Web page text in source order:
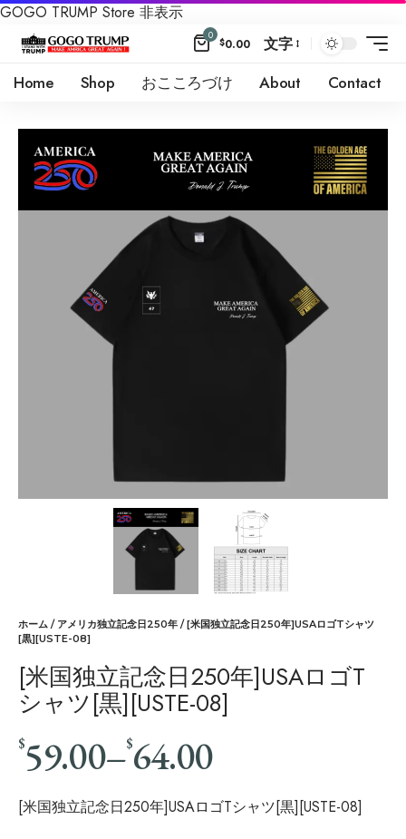
GOGO TRUMP Store 非表示
0
$0.00 文字
Home Shop おこころづけ About Contact
ホーム / アメリカ独立記念日250年 / [米国独立記念日250年]USAロゴTシャツ
[黒][USTE-08]
[米国独立記念日250年]USAロゴT
シャツ[黒][USTE-08]
$59.00–$64.00
[米国独立記念日250年]USAロゴTシャツ[黒][USTE-08]